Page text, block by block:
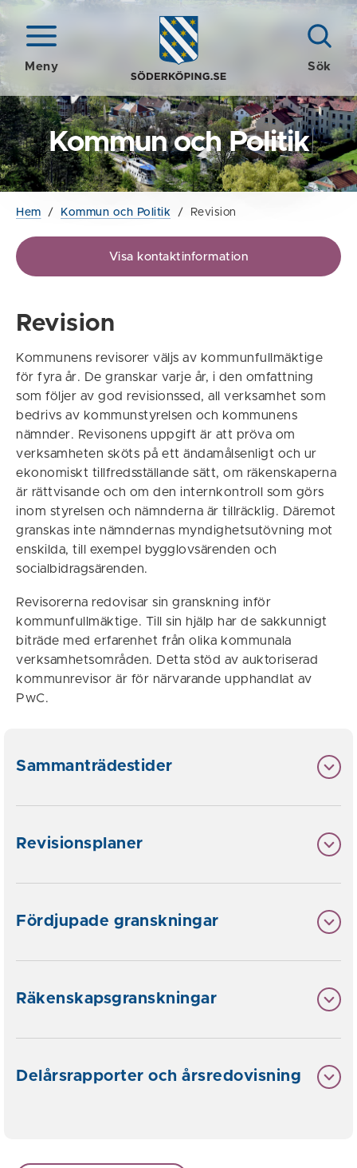
Meny Sök
Kommun och Politik
Hem / Kommun och Politik / Revision
Visa kontaktinformation
Revision
Kommunens revisorer väljs av kommunfullmäktige
för fyra år. De granskar varje år, i den omfattning
som följer av god revisionssed, all verksamhet som
bedrivs av kommunstyrelsen och kommunens
nämnder. Revisonens uppgift är att pröva om
verksamheten sköts på ett ändamålsenligt och ur
ekonomiskt tillfredsställande sätt, om räkenskaperna
är rättvisande och om den internkontroll som görs
inom styrelsen och nämnderna är tillräcklig. Däremot
granskas inte nämndernas myndighetsutövning mot
enskilda, till exempel bygglovsärenden och
socialbidragsärenden.
Revisorerna redovisar sin granskning inför
kommunfullmäktige. Till sin hjälp har de sakkunnigt
biträde med erfarenhet från olika kommunala
verksamhetsområden. Detta stöd av auktoriserad
kommunrevisor är för närvarande upphandlat av
PwC.
Sammanträdestider
Revisionsplaner
Fördjupade granskningar
Räkenskapsgranskningar
Delårsrapporter och årsredovisning